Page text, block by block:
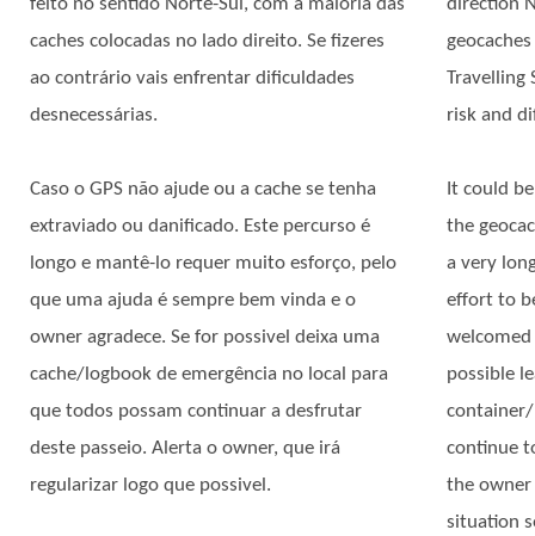
feito no sentido Norte-Sul, com a maioria das
caches colocadas no lado direito. Se fizeres
ao contrário vais enfrentar dificuldades
desnecessárias.
Caso o GPS não ajude ou a cache se tenha
extraviado ou danificado. Este percurso é
longo e mantê-lo requer muito esforço, pelo
que uma ajuda é sempre bem vinda e o
owner agradece. Se for possivel deixa uma
cache/logbook de emergência no local para
que todos possam continuar a desfrutar
deste passeio. Alerta o owner, que irá
regularizar logo que possivel.
direction
Travelling
risk and
It could
the
a very
effort to
possible
continue
the
situation